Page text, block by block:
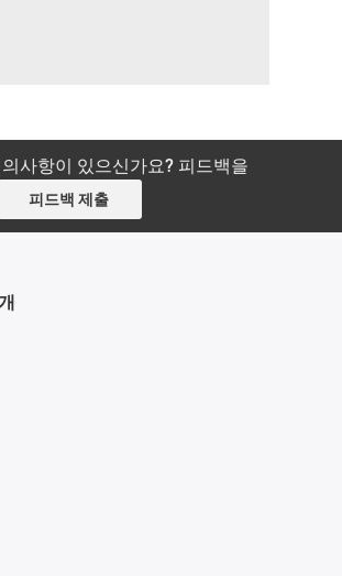
사항이 있으신가요? 피드백을
피드백 제출